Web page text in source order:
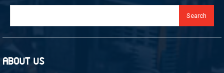
Search
ABOUT US